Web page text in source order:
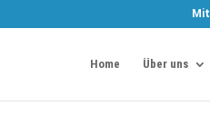
Home Über uns